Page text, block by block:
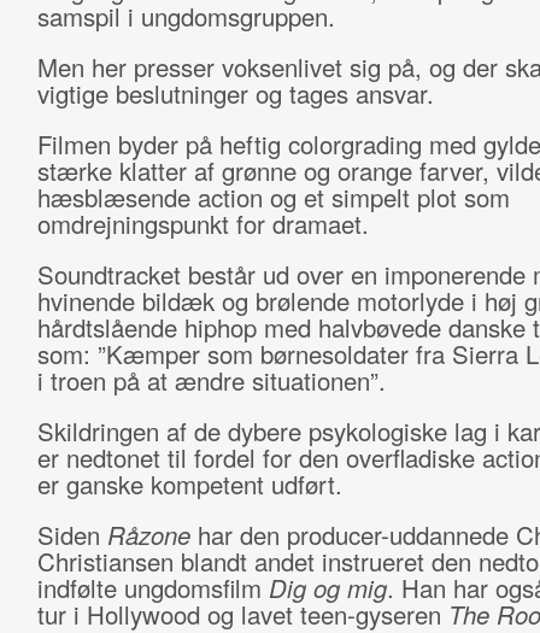
samspil i ungdomsgruppen.
Men her presser voksenlivet sig på, og der
vigtige beslutninger og tages ansvar.
Filmen byder på heftig colorgrading med
stærke klatter af grønne og orange farver,
hæsblæsende action og et simpelt plot som
omdrejningspunkt for dramaet.
Soundtracket består ud over en imponerende
hvinende bildæk og brølende motorlyde i høj
hårdtslående hiphop med halvbøvede danske
som: ”Kæmper som børnesoldater fra Sierra
i troen på at ændre situationen”.
Skildringen af de dybere psykologiske lag i
er nedtonet til fordel for den overfladiske
er ganske kompetent udført.
Siden Råzonehar den producer-uddannede
Christiansen blandt andet instrueret den
indfølte ungdomsfilm Dig og mig. Han har
tur i Hollywood og lavet teen-gyseren The